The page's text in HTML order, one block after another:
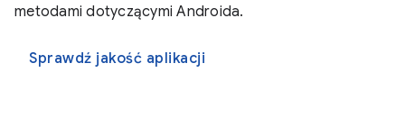
metodami dotyczącymi Androida.
Sprawdź jakość aplikacji